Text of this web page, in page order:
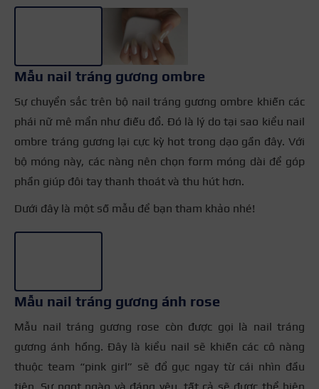
Mẫu nail tráng gương ombre
Sự chuyển sắc trên bộ nail tráng gương ombre khiến các
phái nữ mê mẩn như điếu đổ. Đó là lý do tại sao kiểu nail
ombre tráng gương lại cực kỳ hot trong dạo gần đây. Với
bộ móng này, các nàng nên chọn form móng dài để góp
phần giúp đôi tay thanh thoát và thu hút hơn.
Dưới đây là một số mẫu để bạn tham khảo nhé!
Mẫu nail tráng gương ánh rose
Mẫu nail tráng gương rose còn được gọi là nail tráng
gương ánh hồng. Đây là kiểu nail sẽ khiến các cô nàng
thuộc team “pink girl” sẽ đổ gục ngay từ cái nhìn đầu